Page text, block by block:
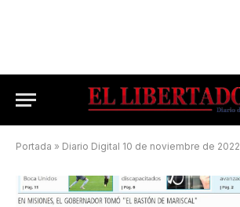
Portada » Diario Digital 10 de noviembre de 2022